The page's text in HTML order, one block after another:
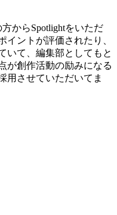
からSpotlightをいただ
イントが評価されたり、
いて、編集部としてもと
が創作活動の励みになる
用させていただいてま